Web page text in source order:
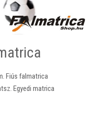
Fiús falmatrica
Egyedi matrica